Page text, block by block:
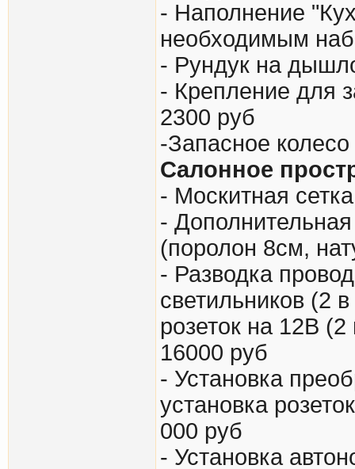
- Наполнение
необходимым
- Рундук на
- Крепление для
2300 руб
-Запасное
Салонное
- Москитная
-
(поролон 8см,
- Разводка
светильников (2
розеток на 12В
16000 руб
- Установка
установка
000 руб
- Установка